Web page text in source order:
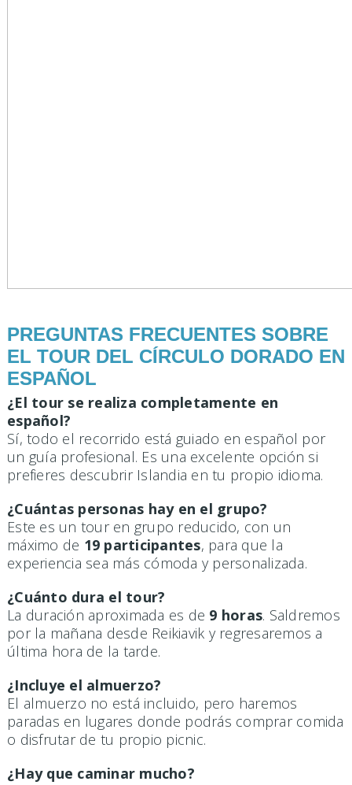
PREGUNTAS FRECUENTES SOBRE
EL TOUR DEL CÍRCULO DORADO EN
ESPAÑOL
¿El tour se realiza completamente en
español?
Sí, todo el recorrido está guiado en español por
un guía profesional. Es una excelente opción si
prefieres descubrir Islandia en tu propio idioma.
¿Cuántas personas hay en el grupo?
Este es un tour en grupo reducido, con un
máximo de 19 participantes, para que la
experiencia sea más cómoda y personalizada.
¿Cuánto dura el tour?
La duración aproximada es de 9 horas. Saldremos
por la mañana desde Reikiavik y regresaremos a
última hora de la tarde.
¿Incluye el almuerzo?
El almuerzo no está incluido, pero haremos
paradas en lugares donde podrás comprar comida
o disfrutar de tu propio picnic.
¿Hay que caminar mucho?